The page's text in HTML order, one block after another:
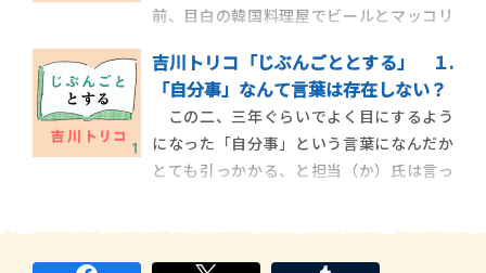
店がいち
前、目白の韓国料理屋でビールとマッコリ
したい」とぼやいていた私に、担当（か）
氏は言った。「はあ？ なにそれ」先ほど
まで「節酒したい」と言っていたにもかか
わらず、思わず目をさんかくにすると、「な
にそれですよね
吉川トリコ「じぶんごととする」 １.
「自分事」なんて言葉は存在しない？
この二、三年ぐらいでよく目にするよう
になった「自分事」という言葉になんだか
とても引っかかる、と担当（か）氏は言っ